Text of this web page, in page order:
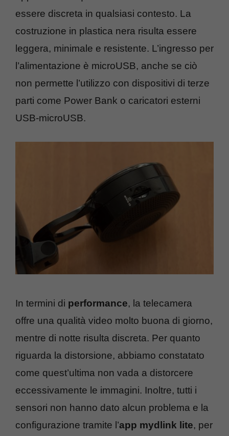
essere discreta in qualsiasi contesto. La
costruzione in plastica nera risulta essere
leggera, minimale e resistente. L’ingresso per
l’alimentazione è microUSB, anche se ciò
non permette l’utilizzo con dispositivi di terze
parti come Power Bank o caricatori esterni
USB-microUSB.
In termini di performance, la telecamera
offre una qualità video molto buona di giorno,
mentre di notte risulta discreta. Per quanto
riguarda la distorsione, abbiamo constatato
come quest’ultima non vada a distorcere
eccessivamente le immagini. Inoltre, tutti i
sensori non hanno dato alcun problema e la
configurazione tramite l’app mydlink lite, per